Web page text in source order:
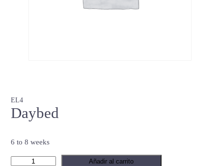
EL4
Daybed
6 to 8 weeks
Añadir al carrito